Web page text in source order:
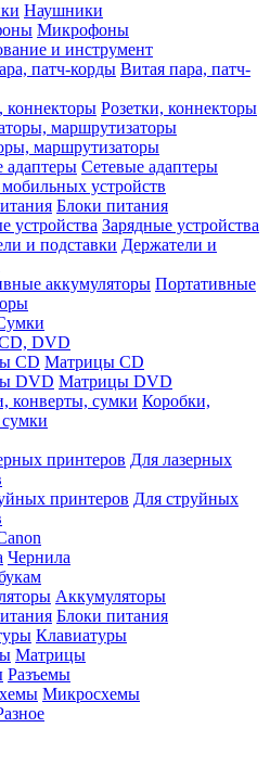
Наушники
Микрофоны
и инструмент
Витая пара, патч-
Розетки, коннекторы
маршрутизаторы
Сетевые адаптеры
устройств
Блоки питания
Зарядные устройства
Держатели и
Портативные
DVD
Матрицы CD
Матрицы DVD
Коробки,
Для лазерных
Для струйных
Чернила
Аккумуляторы
Блоки питания
Клавиатуры
Матрицы
Разъемы
Микросхемы